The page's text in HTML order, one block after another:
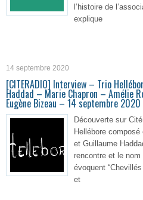
l’histoire de
explique
14 septembre 2020
[CITERADIO] Interview – Trio
Haddad – Marie Chapron – Amélie
Eugène Bizeau – 14 septembre 2020
Découverte sur
Hellébore
et Guillaume
rencontre et le
évoquent
et